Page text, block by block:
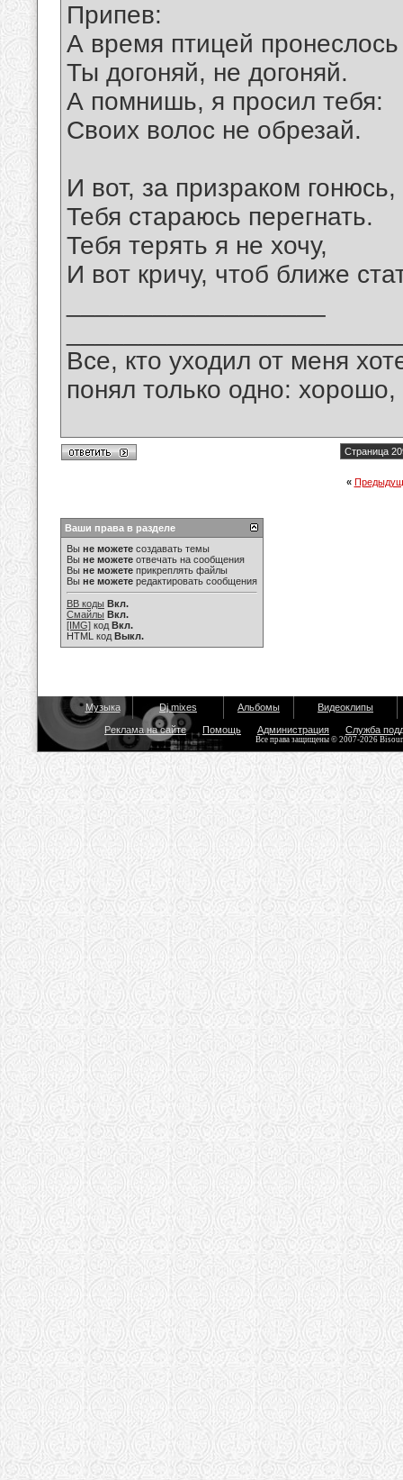
Припев:
А время птицей
Ты догоняй, не догоняй.
А помнишь, я просил тебя:
Своих волос не обрезай.
И вот, за призраком гонюсь,
Тебя стараюсь перегнать.
Тебя терять я не хочу,
И вот кричу, чтоб ближе
Все, кто уходил от меня
понял только одно:
Страница
«
Ваши права в разделе
Вы не можете создавать темы
Вы не можете отвечать на сообщения
Вы не можете прикреплять файлы
Вы не можете редактировать сообщения
BB коды Вкл.
Смайлы Вкл.
[IMG] код Вкл.
HTML код Выкл.
Музыка Dj mixes Альбомы Видеоклипы
Реклама на сайте Помощь Администрация Служба
Все права защищены © 2007-2026